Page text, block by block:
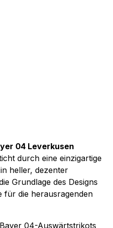
04 Leverkusen
durch eine einzigartige
heller, dezenter
Grundlage des Designs
für die herausragenden
04-Auswärtstrikots